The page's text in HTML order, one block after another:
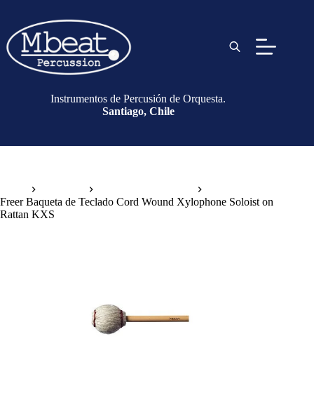
Instrumentos de Percusión de Orquesta.
Santiago, Chile
Freer Baqueta de Teclado Cord Wound Xylophone Soloist on
Rattan KXS